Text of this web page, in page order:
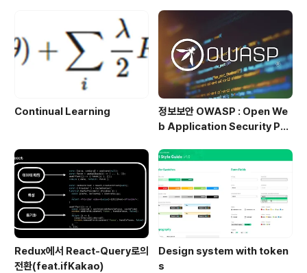
을 개발했다. 이 벤치마킹 시스템은 Orion이라고 불리며,
불안정한 시계열 이상 감지(UTSAD)를 위해 구축된 기계
학습 파이썬 기반 라이브러리이다. 불안정..
Continual Learning
정보보안 OWASP : Open We
b Application Security Pro
Redux에서 React-Query로의
전환(feat.ifKakao)
Design system with token
s